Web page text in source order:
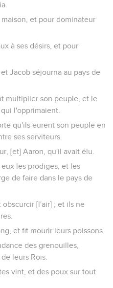
et pour dominateur
à ses désirs, et pour
Jacob séjourna au pays de
multiplier son peuple, et le
l'opprimaient.
qu'ils eurent son peuple en
ses serviteurs.
[et] Aaron, qu'il avait élu.
les prodiges, et les
de faire dans le pays de
[l'air] ; et ils ne
et fit mourir leurs poissons.
des grenouilles,
leurs Rois.
vint, et des poux sur tout